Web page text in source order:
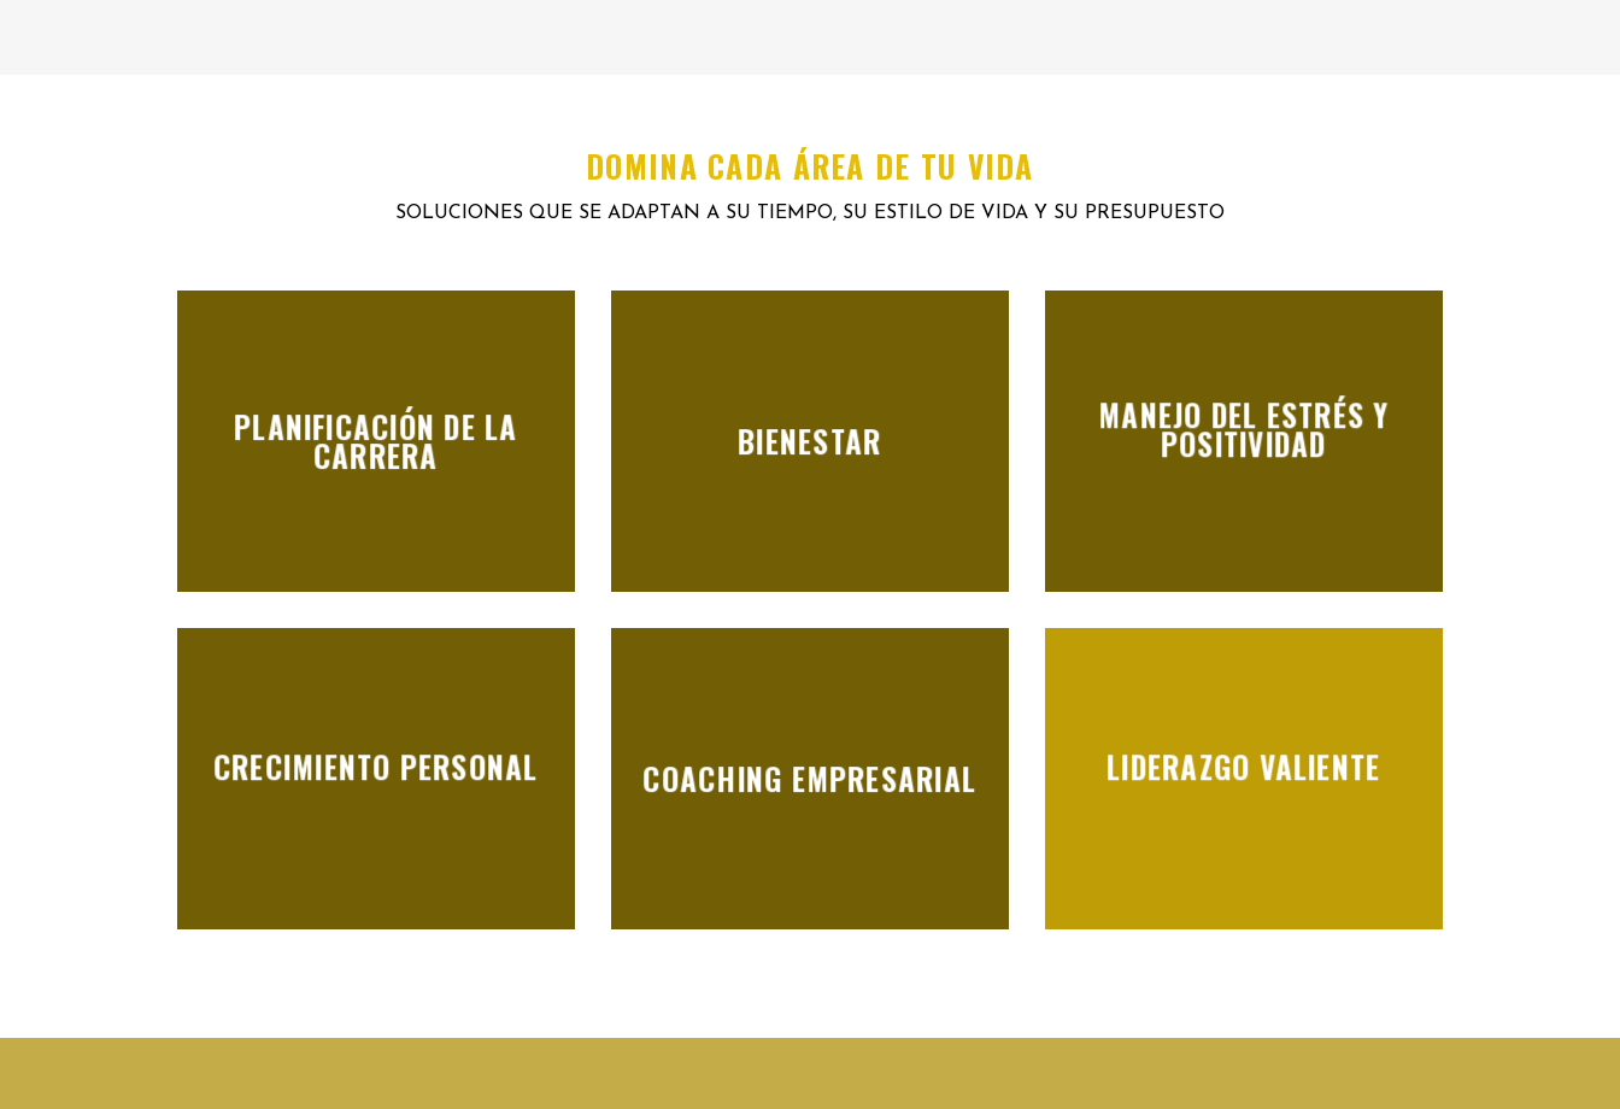
DOMINA CADA ÁREA DE TU VIDA
SOLUCIONES QUE SE ADAPTAN A SU TIEMPO, SU ESTILO DE VIDA Y SU PRESUPUESTO
PLANIFICACIÓN DE LA
CARRERA BIENESTAR
MANEJO DEL ESTRÉS Y
POSITIVIDAD
CRECIMIENTO PERSONAL COACHING EMPRESARIAL LIDERAZGO VALIENTE